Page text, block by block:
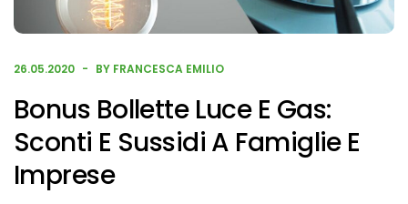
26.05.2020 BY FRANCESCA EMILIO
Bonus Bollette Luce E Gas:
Sconti E Sussidi A Famiglie E
Imprese